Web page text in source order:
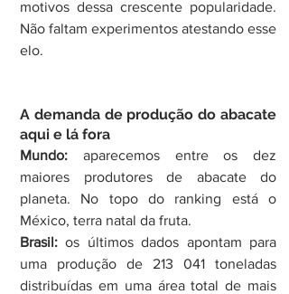
motivos dessa crescente popularidade.
Não faltam experimentos atestando esse
elo.
A demanda de produção do abacate
aqui e lá fora
Mundo: aparecemos entre os dez
maiores produtores de abacate do
planeta. No topo do ranking está o
México, terra natal da fruta.
Brasil: os últimos dados apontam para
uma produção de 213 041 toneladas
distribuídas em uma área total de mais